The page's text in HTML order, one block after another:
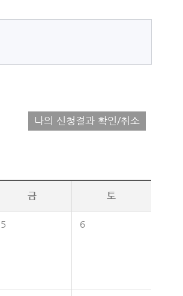
나의 신청결과 확인/취소
금 토
5 6